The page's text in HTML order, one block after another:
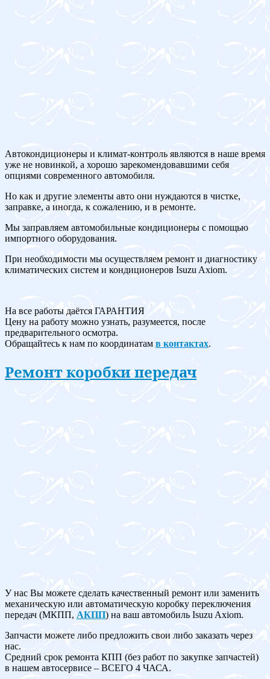
Автокондиционеры и климат-контроль являются в наше время
уже не новинкой, а хорошо зарекомендовавшими себя
опциями современного автомобиля.
Но как и другие элементы авто они нуждаются в чистке,
заправке, а иногда, к сожалению, и в ремонте.
Мы заправляем автомобильные кондиционеры с помощью
импортного оборудования.
При необходимости мы осуществляем ремонт и диагностику
климатических систем и кондиционеров Isuzu Axiom.
На все работы даётся ГАРАНТИЯ
Цену на работу можно узнать, разумеется, после
предварительного осмотра.
Обращайтесь к нам по координатам в контактах.
Ремонт коробки передач
У нас Вы можете сделать качественный ремонт или заменить
механическую или автоматическую коробку переключения
передач (МКПП, АКПП) на ваш автомобиль Isuzu Axiom.
Запчасти можете либо предложить свои либо заказать через
нас.
Средний срок ремонта КПП (без работ по закупке запчастей)
в нашем автосервисе – ВСЕГО 4 ЧАСА.